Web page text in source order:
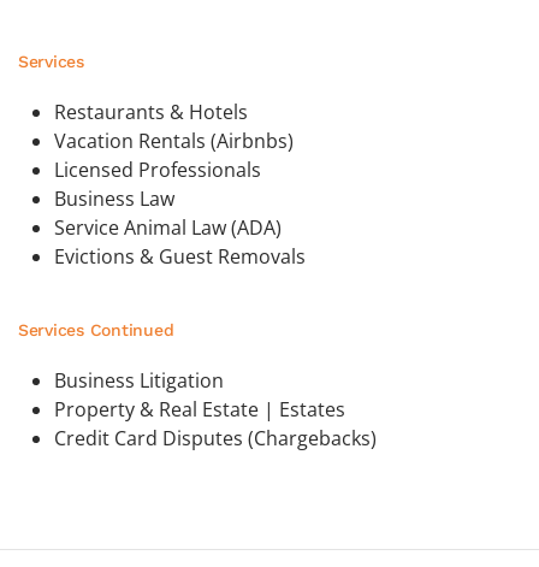
Services
Restaurants & Hotels
Vacation Rentals (Airbnbs)
Licensed Professionals
Business Law
Service Animal Law (ADA)
Evictions & Guest Removals
Services Continued
Business Litigation
Property & Real Estate | Estates
Credit Card Disputes (Chargebacks)